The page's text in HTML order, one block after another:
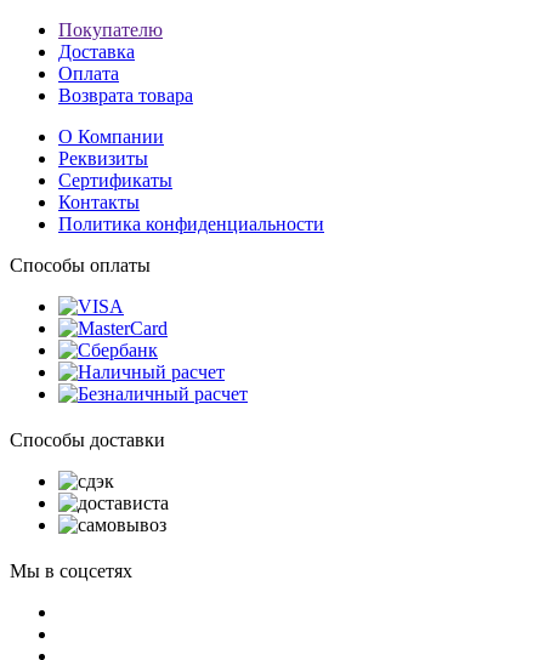
Покупателю
Доставка
Оплата
Возврата товара
О Компании
Реквизиты
Сертификаты
Контакты
Политика конфиденциальности
Способы оплаты
Способы доставки
Мы в соцсетях